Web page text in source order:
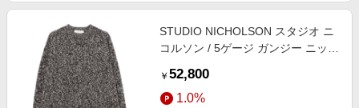
STUDIO NICHOLSON スタジオ ニ
コルソン / 5ゲージ ガンジー ニット
XS
￥ 52,800
1.0%